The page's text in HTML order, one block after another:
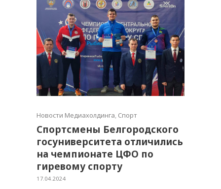
Новости Медиахолдинга, Спорт
Спортсмены Белгородского
госуниверситета отличились
на чемпионате ЦФО по
гиревому спорту
17.04.2024